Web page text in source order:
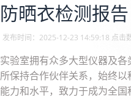
防晒衣检测报告
发布时间：2025-12-23 14:59:18 点击
实验室拥有众多大型仪器及
所保持合作伙伴关系，始终
能力和水平，致力于成为全国